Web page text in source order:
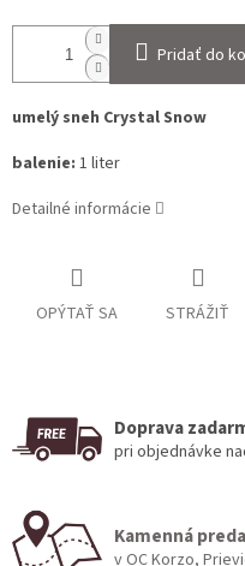
Pridať do
umelý sneh Crystal Snow
balenie: 1 liter
Detailné informácie
OPÝTAŤ SA STRÁŽIŤ
Doprava
pri objednávke
Kamenná
v OC Korzo,